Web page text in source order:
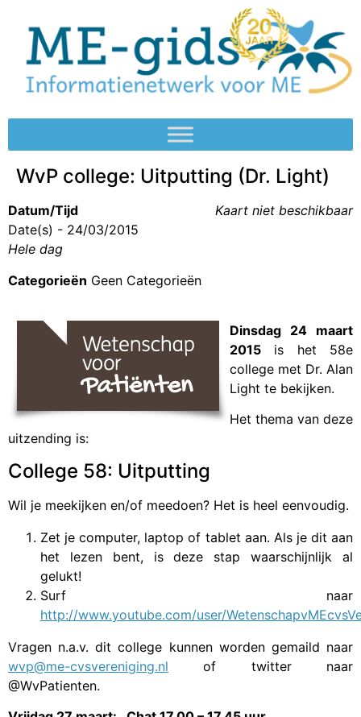
WvP college: Uitputting (Dr. Light)
Kaart niet beschikbaar
Datum/Tijd
Date(s) - 24/03/2015
Hele dag
Categorieën Geen Categorieën
Dinsdag 24 maart
2015 is het 58e
college met Dr. Alan
Light te bekijken.
Het thema van deze
uitzending is:
College 58: Uitputting
Wil je meekijken en/of meedoen? Het is heel eenvoudig.
Zet je computer, laptop of tablet aan. Als je dit aan
het lezen bent, is deze stap waarschijnlijk al
gelukt!
Surf naar
http://www.youtube.com/user/
Vragen n.a.v. dit college kunnen worden gemaild naar
wvp@me-cvsvereniging.nl of twitter naar
@WvPatienten.